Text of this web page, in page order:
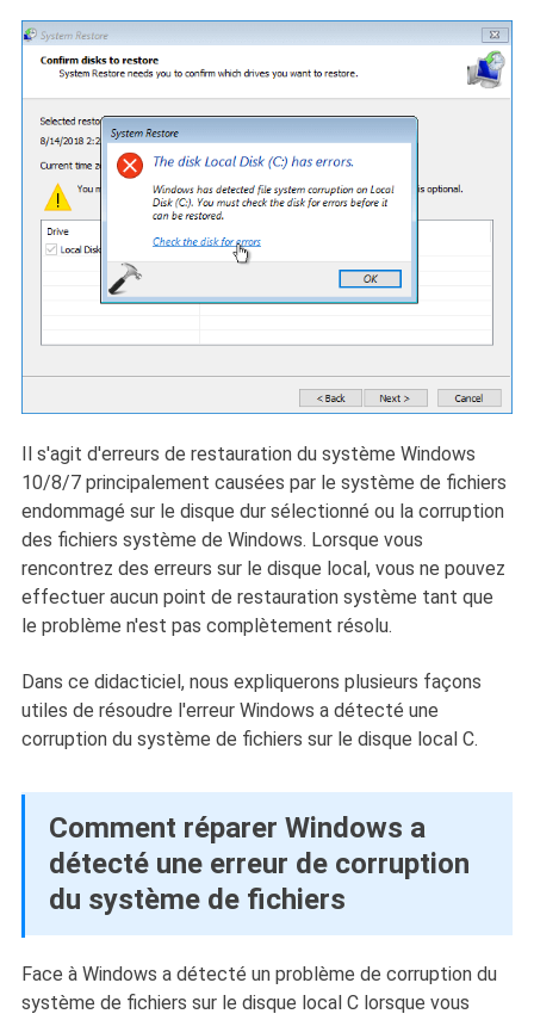
Il s'agit d'erreurs de restauration du système Windows
10/8/7 principalement causées par le système de fichiers
endommagé sur le disque dur sélectionné ou la corruption
des fichiers système de Windows. Lorsque vous
rencontrez des erreurs sur le disque local, vous ne pouvez
effectuer aucun point de restauration système tant que
le problème n'est pas complètement résolu.
Dans ce didacticiel, nous expliquerons plusieurs façons
utiles de résoudre l'erreur Windows a détecté une
corruption du système de fichiers sur le disque local C.
Comment réparer Windows a
détecté une erreur de corruption
du système de fichiers
Face à Windows a détecté un problème de corruption du
système de fichiers sur le disque local C lorsque vous